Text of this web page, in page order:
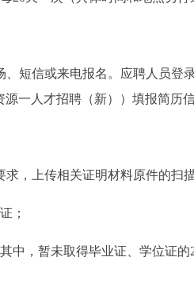
短信或来电报名。应聘人员登
源一人才招聘（新））填报简历
求，上传相关证明材料原件的扫
；
中，暂未取得毕业证、学位证